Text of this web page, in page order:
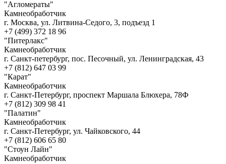
"Агломераты"
Камнеобработчик
г. Москва, ул. Литвина-Седого, 3, подъезд 1
+7 (499) 372 18 96
"Питерлакс"
Камнеобработчик
г. Санкт-петербург, пос. Песочный, ул. Ленинградская, 43
+7 (812) 647 03 99
"Карат"
Камнеобработчик
г. Санкт-Петербург, проспект Маршала Блюхера, 78Ф
+7 (812) 309 98 41
"Палатин"
Камнеобработчик
г. Санкт-Петербург, ул. Чайковского, 44
+7 (812) 606 65 80
"Стоун Лайн"
Камнеобработчик